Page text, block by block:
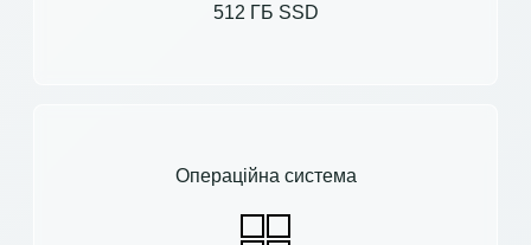
512 ГБ SSD
Операційна система